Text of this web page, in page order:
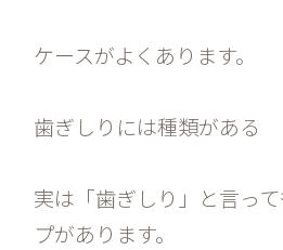
ケースがよくあります。
歯ぎしりには種類がある
実は「歯ぎしり」と言っ
プがあります。